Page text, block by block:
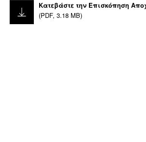
Κατεβάστε την Επισκόπηση
(PDF, 3.18 MB)